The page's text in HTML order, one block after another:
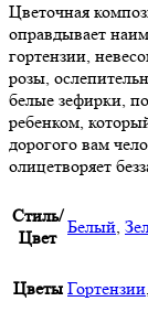
Цветочная
оправдывает
гортензии,
розы,
белые зефирки,
ребенком,
дорогого вам
олицетворяет
Стиль/
Цвет
Белый,
Цветы Гортензии,